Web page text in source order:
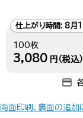
仕上がり時間: 8月
100枚
3,080 円（税込）
両面印刷、裏面の追加